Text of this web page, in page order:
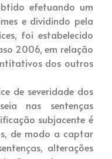
efetuando um
e dividindo pela
foi estabelecido
2006, em relação
dos outros
de severidade dos
nas sentenças
subjacente é
de modo a captar
alterações